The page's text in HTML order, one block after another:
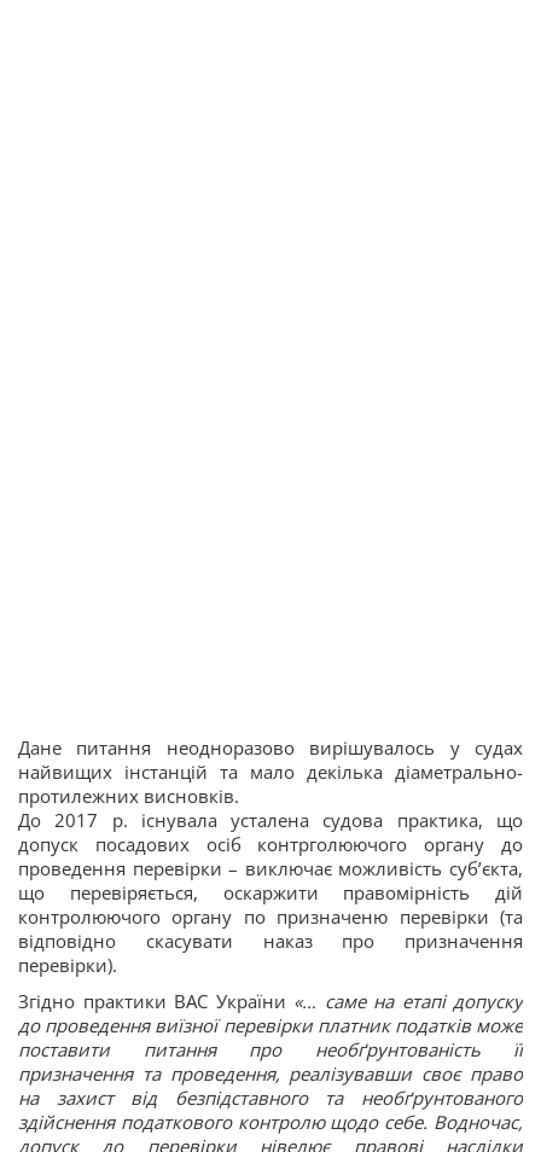
Дане питання неодноразово вирішувалось у судах
найвищих інстанцій та мало декілька діаметрально-
протилежних висновків.
До 2017 р. існувала усталена судова практика, що
допуск посадових осіб контрголюючого органу до
проведення перевірки – виключає можливість суб’єкта,
що перевіряється, оскаржити правомірність дій
контролюючого органу по призначеню перевірки (та
відповідно скасувати наказ про призначення
перевірки).
Згідно практики ВАС України «… саме на етапі допуску
до проведення виїзної перевірки платник податків може
поставити питання про необґрунтованість її
призначення та проведення, реалізувавши своє право
на захист від безпідставного та необґрунтованого
здійснення податкового контролю щодо себе. Водночас,
допуск до перевірки нівелює правові наслідки